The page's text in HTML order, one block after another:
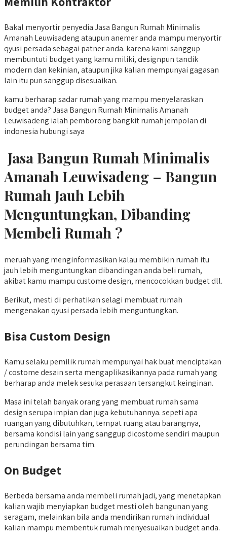
Bakal menyortir penyedia Jasa Bangun Rumah Minimalis
Amanah Leuwisadeng ataupun anemer anda mampu menyortir
qyusi persada sebagai patner anda. karena kami sanggup
membuntuti budget yang kamu miliki, designpun tandik
modern dan kekinian, ataupun jika kalian mempunyai gagasan
lain itu pun sanggup disesuaikan.
kamu berharap sadar rumah yang mampu menyelaraskan
budget anda? Jasa Bangun Rumah Minimalis Amanah
Leuwisadeng ialah pemborong bangkit rumah jempolan di
indonesia hubungi saya
Jasa Bangun Rumah Minimalis
Amanah Leuwisadeng – Bangun
Rumah Jauh Lebih
Menguntungkan, Dibanding
Membeli Rumah ?
meruah yang menginformasikan kalau membikin rumah itu
jauh lebih menguntungkan dibandingan anda beli rumah,
akibat kamu mampu custome design, mencocokkan budget dll.
Berikut, mesti di perhatikan selagi membuat rumah
mengenakan qyusi persada lebih menguntungkan.
Bisa Custom Design
Kamu selaku pemilik rumah mempunyai hak buat menciptakan
/ costome desain serta mengaplikasikannya pada rumah yang
berharap anda melek sesuka perasaan tersangkut keinginan.
Masa ini telah banyak orang yang membuat rumah sama
design serupa impian dan juga kebutuhannya. sepeti apa
ruangan yang dibutuhkan, tempat ruang atau barangnya,
bersama kondisi lain yang sanggup dicostome sendiri maupun
perundingan bersama tim.
On Budget
Berbeda bersama anda membeli rumah jadi, yang menetapkan
kalian wajib menyiapkan budget mesti oleh bangunan yang
seragam, melainkan bila anda mendirikan rumah individual
kalian mampu membentuk rumah menyesuaikan budget anda.